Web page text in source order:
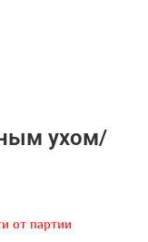
ухом/
от партии